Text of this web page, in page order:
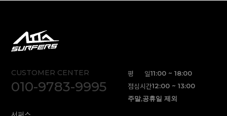
CUSTOMER CENTER
010-9783-9995
평 일11:00 ~ 18:00
점심시간12:00 ~ 13:00
주말,공휴일 제외
서퍼스